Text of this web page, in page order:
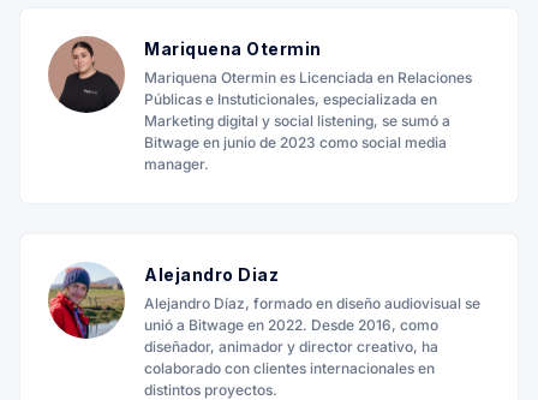
Mariquena Otermin
Mariquena Otermin es Licenciada en Relaciones
Públicas e Instuticionales, especializada en
Marketing digital y social listening, se sumó a
Bitwage en junio de 2023 como social media
manager.
Alejandro Diaz
Alejandro Díaz, formado en diseño audiovisual se
unió a Bitwage en 2022. Desde 2016, como
diseñador, animador y director creativo, ha
colaborado con clientes internacionales en
distintos proyectos.